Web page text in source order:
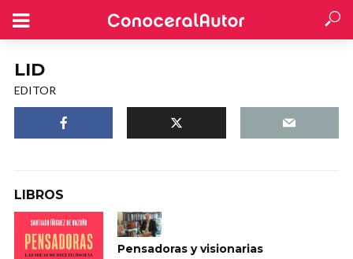
LID
EDITOR
LIBROS
Pensadoras y visionarias